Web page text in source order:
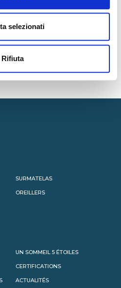
selezionati
Rifiuta
SURMATELAS
OREILLERS
UN SOMMEIL 5 ÉTOILES
CERTIFICATIONS
ACTUALITÉS